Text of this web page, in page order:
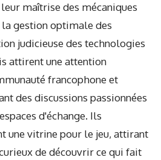
maîtrise des mécaniques
gestion optimale des
judicieuse des technologies
attirent une attention
francophone et
des discussions passionnées
d'échange. Ils
une vitrine pour le jeu, attirant
de découvrir ce qui fait